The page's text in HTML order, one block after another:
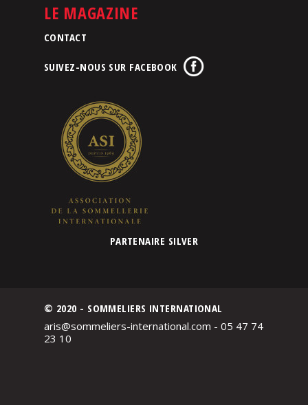
LE MAGAZINE
CONTACT
SUIVEZ-NOUS SUR FACEBOOK
PARTENAIRE SILVER
© 2020 - SOMMELIERS INTERNATIONAL
aris@sommeliers-international.com - 05 47 74
23 10